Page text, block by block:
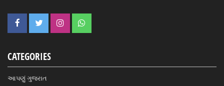
CATEGORIES
આપણું ગુજરાત